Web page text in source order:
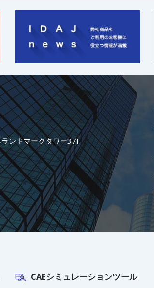
ンドマークタワー37F
CAEシミュレーションツール